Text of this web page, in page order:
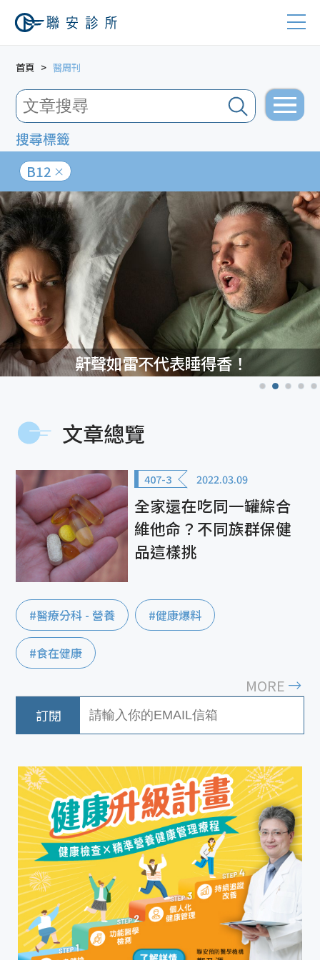
首頁 醫周刊
搜尋標籤
B12
鼾聲如雷不代表睡得香！
文章總覽
407-3 2022.03.09
全家還在吃同一罐綜合
維他命？不同族群保健
品這樣挑
#醫療分科 - 營養 #健康爆料
#食在健康
MORE